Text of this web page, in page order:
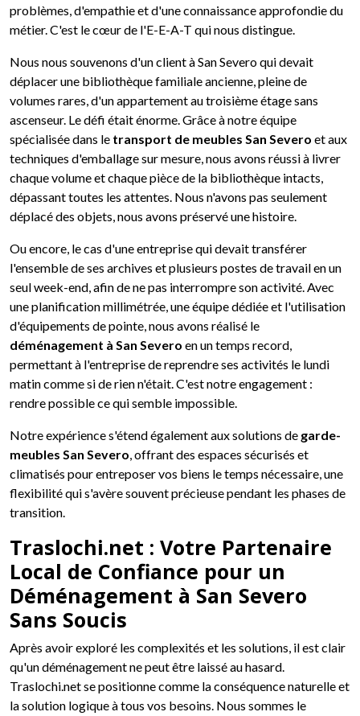
problèmes, d'empathie et d'une connaissance approfondie du
métier. C'est le cœur de l'E-E-A-T qui nous distingue.
Nous nous souvenons d'un client à San Severo qui devait
déplacer une bibliothèque familiale ancienne, pleine de
volumes rares, d'un appartement au troisième étage sans
ascenseur. Le défi était énorme. Grâce à notre équipe
spécialisée dans le transport de meubles San Severo et aux
techniques d'emballage sur mesure, nous avons réussi à livrer
chaque volume et chaque pièce de la bibliothèque intacts,
dépassant toutes les attentes. Nous n'avons pas seulement
déplacé des objets, nous avons préservé une histoire.
Ou encore, le cas d'une entreprise qui devait transférer
l'ensemble de ses archives et plusieurs postes de travail en un
seul week-end, afin de ne pas interrompre son activité. Avec
une planification millimétrée, une équipe dédiée et l'utilisation
d'équipements de pointe, nous avons réalisé le
déménagement à San Severo en un temps record,
permettant à l'entreprise de reprendre ses activités le lundi
matin comme si de rien n'était. C'est notre engagement :
rendre possible ce qui semble impossible.
Notre expérience s'étend également aux solutions de garde-
meubles San Severo, offrant des espaces sécurisés et
climatisés pour entreposer vos biens le temps nécessaire, une
flexibilité qui s'avère souvent précieuse pendant les phases de
transition.
Traslochi.net : Votre Partenaire
Local de Confiance pour un
Déménagement à San Severo
Sans Soucis
Après avoir exploré les complexités et les solutions, il est clair
qu'un déménagement ne peut être laissé au hasard.
Traslochi.net se positionne comme la conséquence naturelle et
la solution logique à tous vos besoins. Nous sommes le